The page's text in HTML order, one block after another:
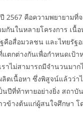
2567 คือความพยายาม
นในหลายโครงการ เนื้
คือสื่อมวลชน และไทยรั
ตกต่างกันเพื่อกำหนดเป้
าไม่สามารถมีจำนวนมา
ลิตเนื้อหา ซึ่งพิสูจน์แล้ว
ปีที่ท้าทายอย่างยิ่ง สถา
ข้างต้นแก่ผู้สนใจศึกษา